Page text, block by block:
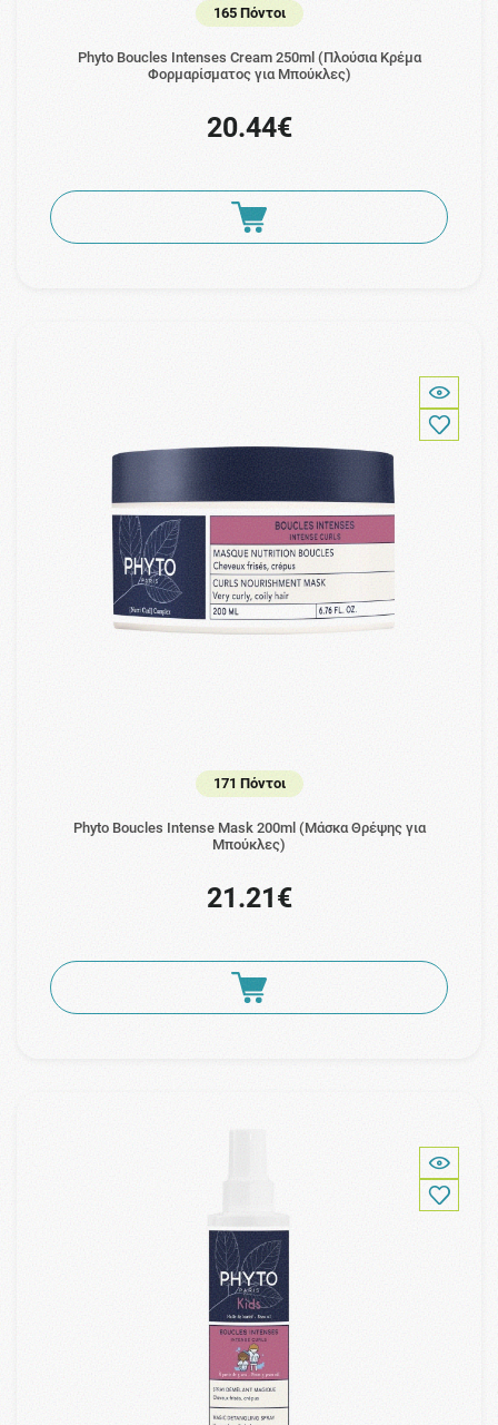
165 Πόντοι
Phyto Boucles Intenses Cream 250ml (Πλούσια Κρέμα
Φορμαρίσματος για Μπούκλες)
20.44€
171 Πόντοι
Phyto Boucles Intense Mask 200ml (Μάσκα Θρέψης για
Μπούκλες)
21.21€